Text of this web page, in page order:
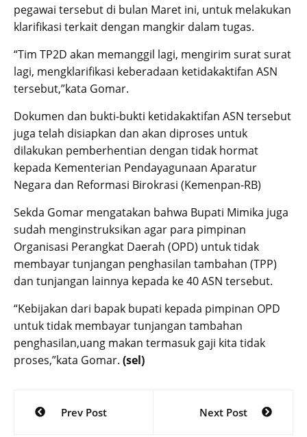
pegawai tersebut di bulan Maret ini, untuk melakukan
klarifikasi terkait dengan mangkir dalam tugas.
“Tim TP2D akan memanggil lagi, mengirim surat surat
lagi, mengklarifikasi keberadaan ketidakaktifan ASN
tersebut,”kata Gomar.
Dokumen dan bukti-bukti ketidakaktifan ASN tersebut
juga telah disiapkan dan akan diproses untuk
dilakukan pemberhentian dengan tidak hormat
kepada Kementerian Pendayagunaan Aparatur
Negara dan Reformasi Birokrasi (Kemenpan-RB)
Sekda Gomar mengatakan bahwa Bupati Mimika juga
sudah menginstruksikan agar para pimpinan
Organisasi Perangkat Daerah (OPD) untuk tidak
membayar tunjangan penghasilan tambahan (TPP)
dan tunjangan lainnya kepada ke 40 ASN tersebut.
“Kebijakan dari bapak bupati kepada pimpinan OPD
untuk tidak membayar tunjangan tambahan
penghasilan,uang makan termasuk gaji kita tidak
proses,”kata Gomar. (sel)
Post
navigation
Prev Post Next Post